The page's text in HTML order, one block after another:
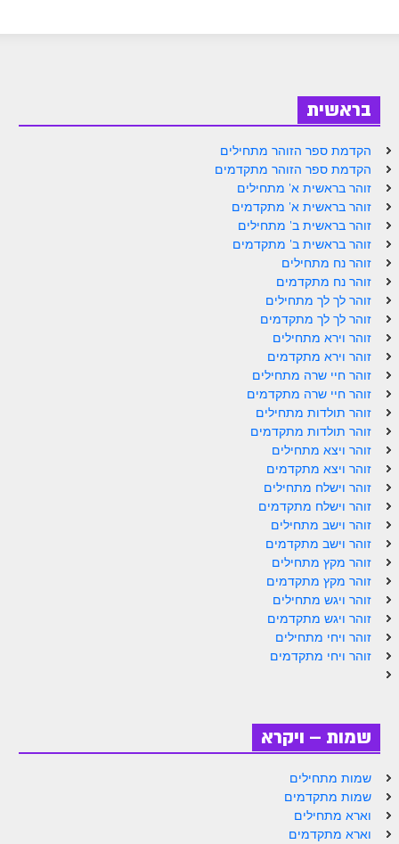
זוהר קורח למתחילים
זוהר קורח למתקדמים
חוקת מתקדמים
זוהר בלק למתחילים
זוהר בלק למתקדמים
זוהר פנחס למתחילים
זוהר פנחס למתקדמים
ספר הזוהר – דברים
זוהר ואתחנן למתחילים
זוהר ואתחנן למתקדמים
זוהר הקדוש עקב למתקדמים
זהר שופטים מתחילים
זהר שופטים מתקדמים
זוהר כי תצא מתחילים
זוהר כי תצא מתקדמים
זוהר וילך השקפה
שידור חי
תגיות ונושאים
אודות האתר
בראשית
הקדמת ספר הזוהר מתחילים
הקדמת ספר הזוהר מתקדמים
זוהר בראשית א' מתחילים
זוהר בראשית א' מתקדמים
זוהר בראשית ב' מתחילים
זוהר בראשית ב' מתקדמים
זוהר נח מתחילים
זוהר נח מתקדמים
זוהר לך לך מתחילים
זוהר לך לך מתקדמים
זוהר וירא מתחילים
זוהר וירא מתקדמים
זוהר חיי שרה מתחילים
זוהר חיי שרה מתקדמים
זוהר תולדות מתחילים
זוהר תולדות מתקדמים
זוהר ויצא מתחילים
זוהר ויצא מתקדמים
זוהר וישלח מתחילים
זוהר וישלח מתקדמים
זוהר וישב מתחילים
זוהר וישב מתקדמים
זוהר מקץ מתחילים
זוהר מקץ מתקדמים
זוהר ויגש מתחילים
זוהר ויגש מתקדמים
זוהר ויחי מתחילים
זוהר ויחי מתקדמים
שמות – ויקרא
שמות מתחילים
שמות מתקדמים
וארא מתחילים
וארא מתקדמים